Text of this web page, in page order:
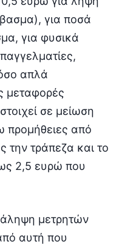
για ποσά
για φυσικά
απλά
μεταφορές
σε μείωση
προμήθειες από
την τράπεζα και το
2,5 ευρώ που
μετρητών
αυτή που